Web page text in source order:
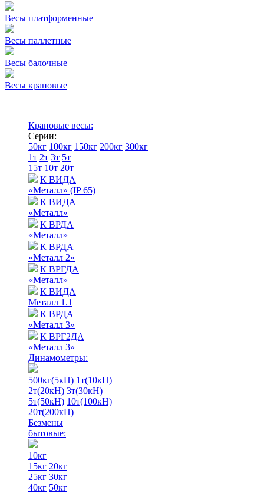
Весы платформенные
Весы паллетные
Весы балочные
Весы крановые
Крановые весы:
Серии:
50кг 100кг 150кг 200кг 300кг
1т 2т 3т 5т
15т 10т 20т
К ВИДА
«Металл» (IP 65)
К ВИДА
«Металл»
К ВРДА
«Металл»
К ВРДА
«Металл 2»
К ВРГДА
«Металл»
К ВИДА
Металл 1.1
К ВРДА
«Металл 3»
К ВРГ2ДА
«Металл 3»
Динамометры:
500кг(5кН) 1т(10кН)
2т(20кН) 3т(30кН)
5т(50кН) 10т(100кН)
20т(200кН)
Безмены
бытовые:
10кг
15кг 20кг
25кг 30кг
40кг 50кг